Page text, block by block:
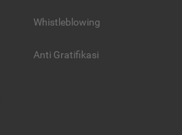
Whistleblowing
Anti Gratifikasi